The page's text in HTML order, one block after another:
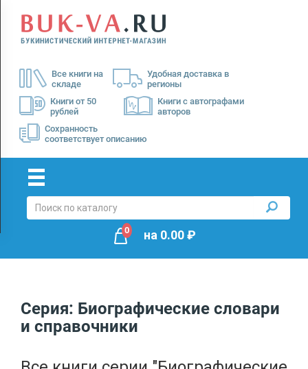
Все книги на
складе
Удобная доставка в
регионы
Книги от 50
рублей
Книги с автографами
авторов
Сохранность
соответствует описанию
Menu
Доставка
Оплата
0 на 0.00₽
Серия: Биографические словари
и справочники